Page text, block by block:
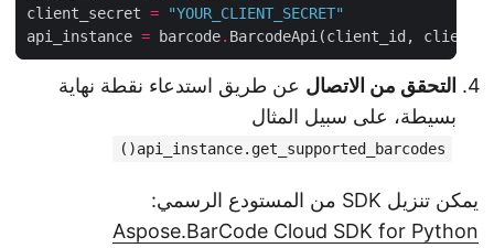
client_secret
"YOUR_CLIENT_SECRET"
api_instance
barcode.
التحقق من الاتصالعن طريق استدعاء نقطة نهاية
بسيطة، على سبيل المثال
api_instance.get_supported_barcodes()
يمكن تنزيل SDK من المستودع الرسمي:
Aspose.BarCode Cloud SDK for Python